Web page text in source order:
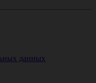
данных